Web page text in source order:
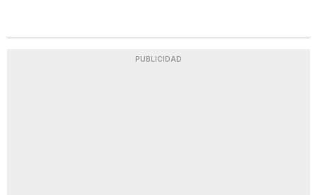
PUBLICIDAD